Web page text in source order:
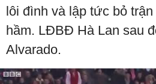
lôi đình và lập tức bỏ
hầm. LĐBĐ Hà Lan sau
Alvarado.